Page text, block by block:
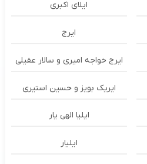
ايلاى اكبرى
ایرج
ایرج خواجه امیری و سالار عقیلی
ایریک بویز و حسین استیری
ایلیا الهی یار
ایلیار